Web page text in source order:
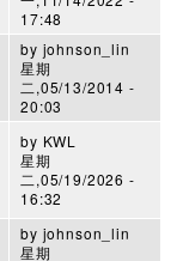
17:48
by johnson_lin
星期
二,05/13/2014 -
20:03
by KWL
星期
二,05/19/2026 -
16:32
by johnson_lin
星期